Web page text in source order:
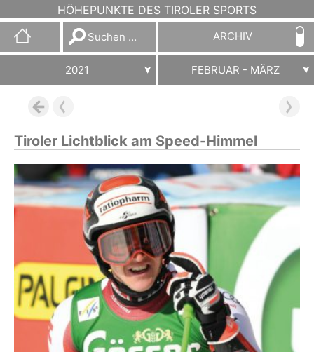
HÖHEPUNKTE DES TIROLER SPORTS
Suchen
nach:
ARCHIV
2021 FEBRUAR - MÄRZ
Tiroler Lichtblick am Speed-Himmel